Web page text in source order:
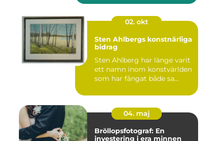
02. okt
Sten Ahlbergs konstnärliga
bidrag
Sten Ahlberg har länge varit
ett namn inom konstvärlden
som har fångat både sa...
04. maj
Bröllopsfotograf: En
investering i era minnen